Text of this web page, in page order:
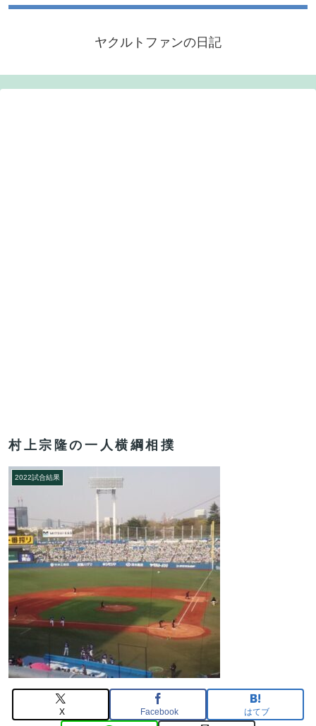
ヤクルトファンの日記
村上宗隆の一人横綱相撲
2022試合結果
X Facebook はてブ